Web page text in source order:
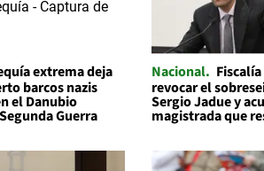
extrema deja
barcos nazis
el Danubio
Guerra
Nacional
revocar el
Sergio Jadue y
magistrada que